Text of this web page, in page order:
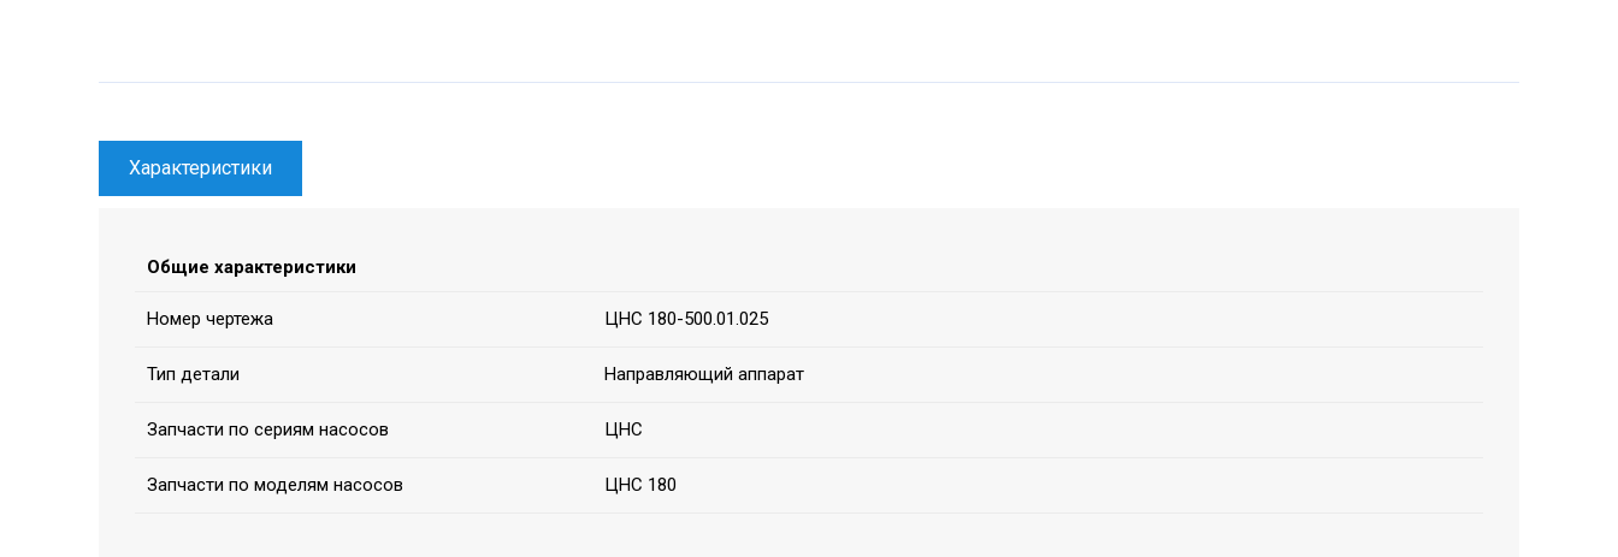
Характеристики
Общие характеристики
Номер чертежа ЦНС 180-500.01.025
Тип детали Направляющий аппарат
Запчасти по сериям насосов ЦНС
Запчасти по моделям насосов ЦНС 180